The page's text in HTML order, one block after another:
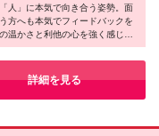
きたい方
人」に本気で向き合う姿勢。面
方へも本気でフィードバックを
温かさと利他の心を強く感じま
躍されている方もおり、チーム
です!「誰かを喜ばせることが好
けたい」という熱い想いを持つ
したい企業です！
詳細を見る